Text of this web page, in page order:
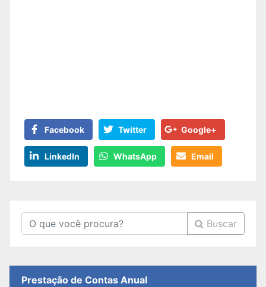
Facebook Twitter Google+
LinkedIn WhatsApp Email
Buscar
Prestação de Contas Anual